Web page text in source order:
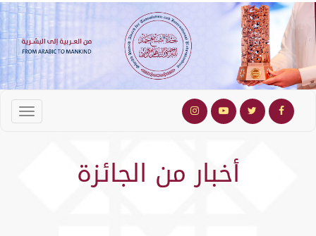
أخبار من الجائزة